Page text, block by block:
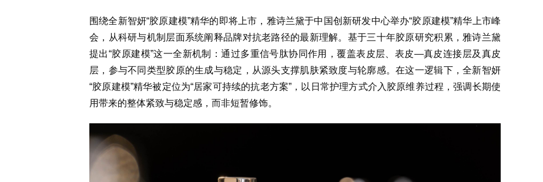
围绕全新智妍“胶原建模”精华的即将上市，雅诗兰黛于中国创新研发中心举办“胶原建模”精华上市峰
会，从科研与机制层面系统阐释品牌对抗老路径的最新理解。基于三十年胶原研究积累，雅诗兰黛
提出“胶原建模”这一全新机制：通过多重信号肽协同作用，覆盖表皮层、表皮—真皮连接层及真皮
层，参与不同类型胶原的生成与稳定，从源头支撑肌肤紧致度与轮廓感。在这一逻辑下，全新智妍
“胶原建模”精华被定位为“居家可持续的抗老方案”，以日常护理方式介入胶原维养过程，强调长期使
用带来的整体紧致与稳定感，而非短暂修饰。